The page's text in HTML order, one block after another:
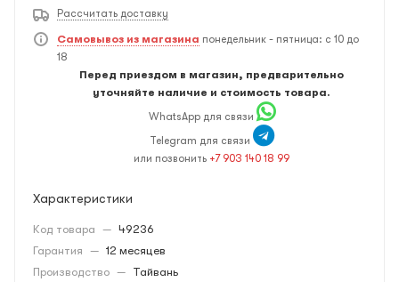
Рассчитать доставку
Самовывоз из магазина понедельник - пятница: с 10 до
18
Перед приездом в магазин, предварительно
уточняйте наличие и стоимость товара.
WhatsApp для связи
Telegram для связи
или позвонить +7 903 140 18 99
Характеристики
Код товара — 49236
Гарантия — 12 месяцев
Производство — Тайвань